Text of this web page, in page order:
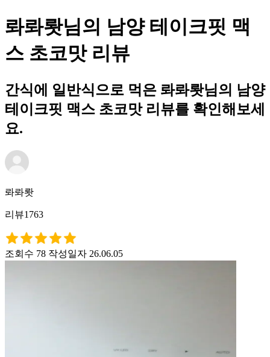
롸롸뢋님의 남양 테이크핏 맥
스 초코맛 리뷰
간식에 일반식으로 먹은 롸롸뢋님의 남양
테이크핏 맥스 초코맛 리뷰를 확인해보세
요.
롸롸뢋
리뷰1763
조회수 78 작성일자 26.06.05